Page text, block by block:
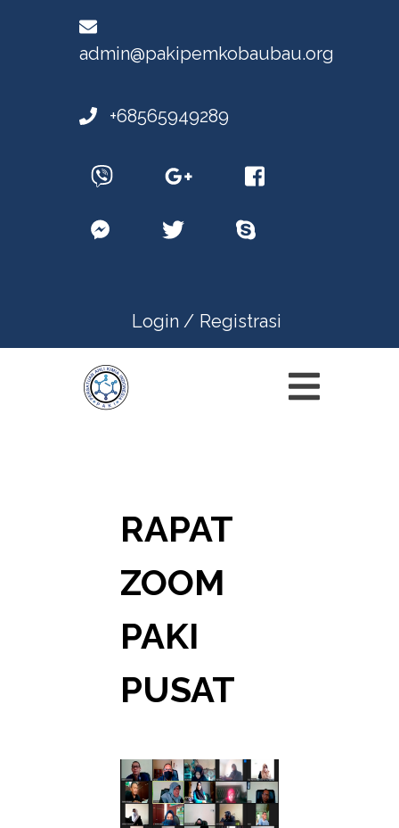
admin@pakipemkobaubau.org
+68565949289
Login / Registrasi
RAPAT
ZOOM
PAKI
PUSAT